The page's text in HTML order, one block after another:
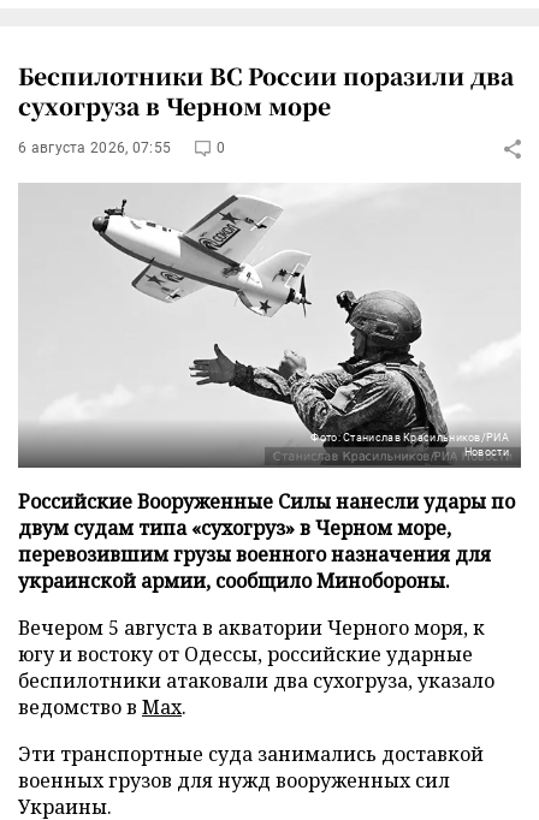
Беспилотники ВС России поразили два
сухогруза в Черном море
6 августа 2026, 07:55 0
Фото: Станислав Красильников/РИА
Новости
Российские Вооруженные Силы нанесли удары по
двум судам типа «сухогруз» в Черном море,
перевозившим грузы военного назначения для
украинской армии, сообщило Минобороны.
Вечером 5 августа в акватории Черного моря, к
югу и востоку от Одессы, российские ударные
беспилотники атаковали два сухогруза, указало
ведомство в Max.
Эти транспортные суда занимались доставкой
военных грузов для нужд вооруженных сил
Украины.